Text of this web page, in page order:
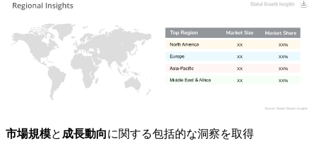
XX%
XX
XX%
XX
XX%
XX
XX%
XX
市場規模と 成長動向に関する包括的な洞察を取得